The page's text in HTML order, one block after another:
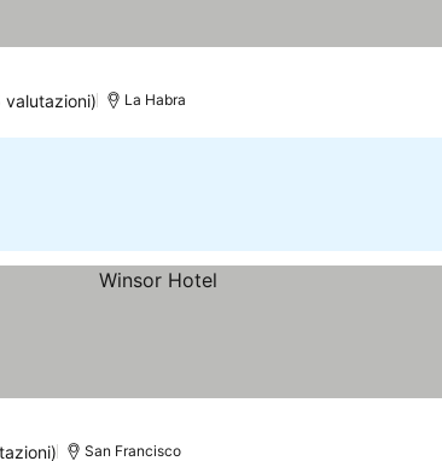
valutazioni) La Habra
San Francisco